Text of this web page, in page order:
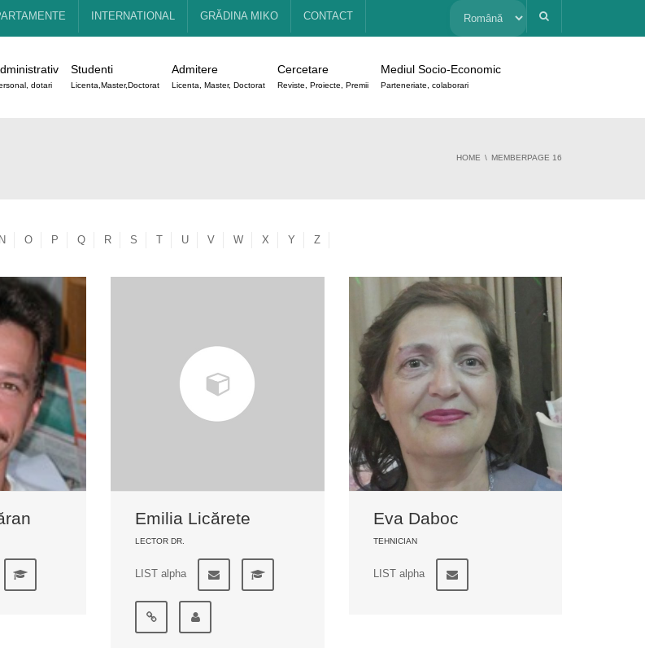
INTERNATIONAL GRĂDINA MIKO CONTACT Alege
limbă
dotari
Studenti
Licenta,Master,Doctorat
Admitere
Licenta, Master, Doctorat
Cercetare
Reviste, Proiecte, Premii
Mediul Socio-Economic
Parteneriate, colaborari
HOME MEMBERPAGE 16
N O P Q R S T U V W X Y Z
Emilia Licărete
LECTOR DR.
LIST alpha
Eva Daboc
TEHNICIAN
LIST alpha